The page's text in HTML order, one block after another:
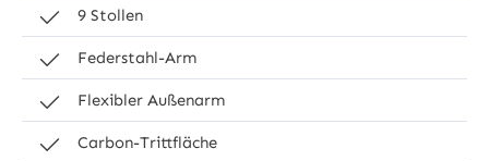
9 Stollen
Federstahl-Arm
Flexibler Außenarm
Carbon-Trittfläche